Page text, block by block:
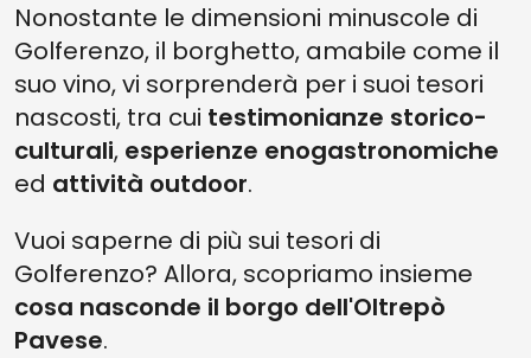
Nonostante le dimensioni minuscole di
Golferenzo, il borghetto, amabile come il
suo vino, vi sorprenderà per i suoi tesori
nascosti, tra cui testimonianze storico-
culturali, esperienze enogastronomiche
ed attività outdoor.
Vuoi saperne di più sui tesori di
Golferenzo? Allora, scopriamo insieme
cosa nasconde il borgo dell'Oltrepò
Pavese.